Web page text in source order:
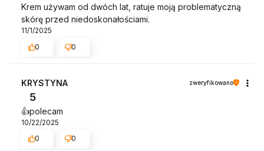
Krem używam od dwóch lat, ratuje moją problematyczną
skórę przed niedoskonałościami.
11/1/2025
0
0
KRYSTYNA zweryfikowano
5
👍️polecam
10/22/2025
0
0